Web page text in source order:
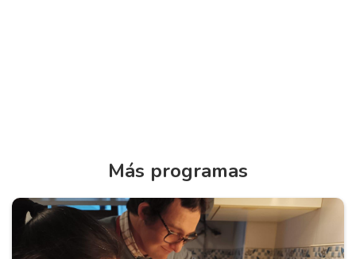
Más programas